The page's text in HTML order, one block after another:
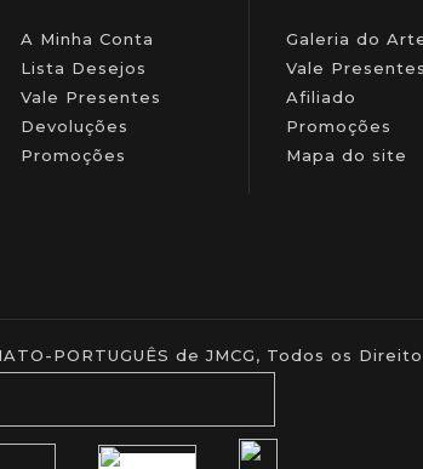
A Minha Conta
Lista Desejos
Vale Presentes
Devoluções
Promoções
Galeria do
Vale Presentes
Afiliado
Promoções
Mapa do site
PORTUGUÊS de JMCG, Todos os